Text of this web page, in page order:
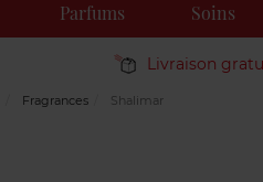
Parfums Soins
Livraison
Fragrances Shalimar